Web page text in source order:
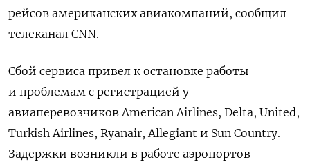
рейсов американских авиакомпаний, сообщил
телеканал CNN.
Сбой сервиса привел к остановке работы
и проблемам с регистрацией у
авиаперевозчиков American Airlines, Delta, United,
Turkish Airlines, Ryanair, Allegiant и Sun Country.
Задержки возникли в работе аэропортов